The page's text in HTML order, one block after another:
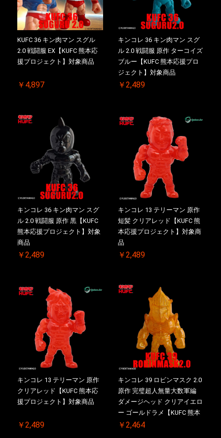
KUFC 36 キン肉マン スグル
2.0 戦闘服 EX【KUFC 熊本応
援プロジェクト】対象商品
￥4,897
キンコレ 36 キン肉マン スグ
ル 2.0 戦闘服 原作 ターコイズ
ブルー【KUFC 熊本応援プロ
ジェクト】対象商品
￥2,489
キンコレ 36 キン肉マン スグ
ル 2.0 戦闘服 原作 黒【KUFC
熊本応援プロジェクト】対象
商品
￥2,489
キンコレ 13 テリーマン 原作
短髪 クリアレッド【KUFC 熊
本応援プロジェクト】対象商
品
￥2,489
キンコレ 13 テリーマン 原作
クリアレッド【KUFC 熊本応
援プロジェクト】対象商品
￥2,489
キンコレ 39 ロビンマスク 2.0
原作 完璧超人無量大数軍編
ダメージヘッド クリアイエロ
ー ゴールドラメ【KUFC 熊本
応援プロジェクト】対象商品
￥2,464